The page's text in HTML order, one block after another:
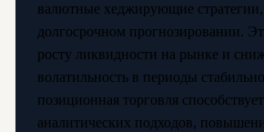
валютные хеджирующие
долгосрочном прогнозировании.
росту ликвидности на рынке и
волатильность в периоды
позиционная торговля
аналитических подходов,